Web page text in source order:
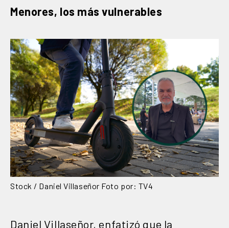
Menores, los más vulnerables
Stock / Daniel Villaseñor Foto por: TV4
Daniel Villaseñor, enfatizó que la